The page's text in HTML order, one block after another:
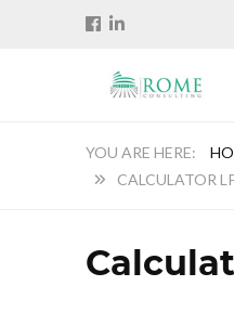
CALCULATOR